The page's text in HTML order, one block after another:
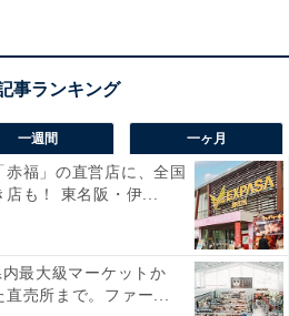
港からのアクセス重視で贅沢な
一週間 一ヶ月
赤福」の直営店に、全国
も！ 東名阪・伊...
最大級マーケットか
売所まで。ファー...